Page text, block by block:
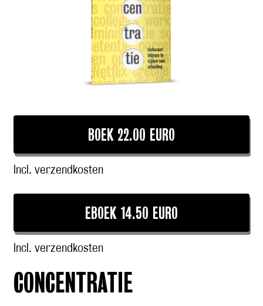
BOEK 22.00 EURO
Incl. verzendkosten
EBOEK 14.50 EURO
Incl. verzendkosten
CONCENTRATIE